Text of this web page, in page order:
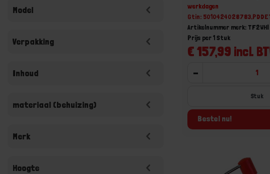
Model
Verpakking
Inhoud
materiaal (behuizing)
Merk
Hoogte
werkdagen
Gtin:
Artikelnummer merk: TF2WHI
€ 157,99 incl.
Prijs per 1 Stuk
-
Stuk
Bestel nu!